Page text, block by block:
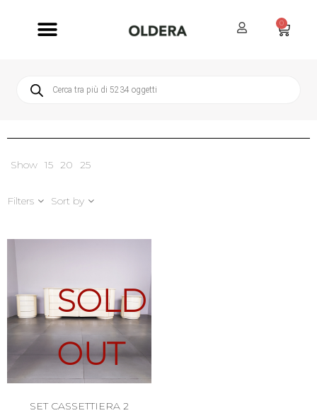
0
Show 15 20 25
Filters Sort by
SOLD
OUT
SET CASSETTIERA 2